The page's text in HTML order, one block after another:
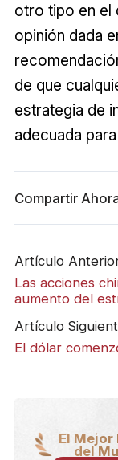
otro tipo en el
opinión dada
de que
estrategia de
adecuada
Compartir
Artículo
​Las acciones
aumento del
Artículo
El dólar
El Mejor
del